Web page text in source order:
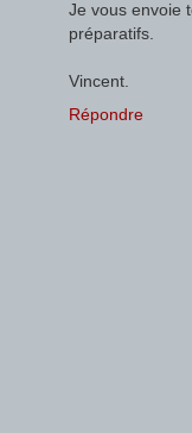
Je vous envoie
préparatifs.
Vincent.
Répondre